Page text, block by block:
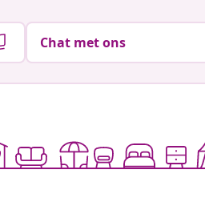
Chat met ons